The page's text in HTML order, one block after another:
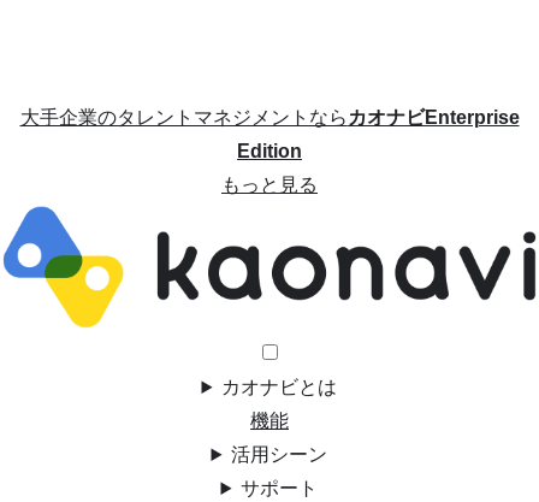
大手企業のタレントマネジメントならカオナビEnterprise
Edition
もっと見る
カオナビとは
機能
活用シーン
サポート